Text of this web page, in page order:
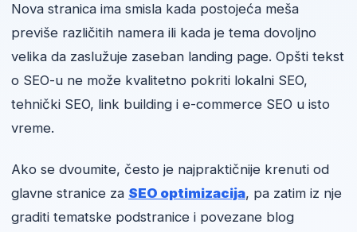
Nova stranica ima smisla kada postojeća meša
previše različitih namera ili kada je tema dovoljno
velika da zaslužuje zaseban landing page. Opšti tekst
o SEO-u ne može kvalitetno pokriti lokalni SEO,
tehnički SEO, link building i e-commerce SEO u isto
vreme.
Ako se dvoumite, često je najpraktičnije krenuti od
glavne stranice za SEO optimizacija, pa zatim iz nje
graditi tematske podstranice i povezane blog